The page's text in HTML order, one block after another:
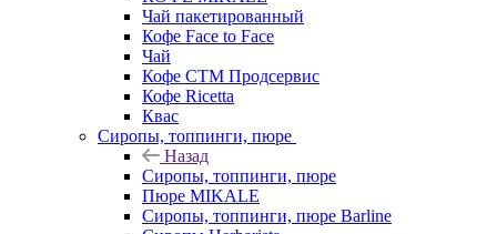
Чай пакетированный
Кофе Face to Face
Чай
Кофе СТМ Продсервис
Кофе Ricetta
Квас
Сиропы, топпинги, пюре
Назад
Сиропы, топпинги, пюре
Пюре MIKALE
Сиропы, топпинги, пюре Barline